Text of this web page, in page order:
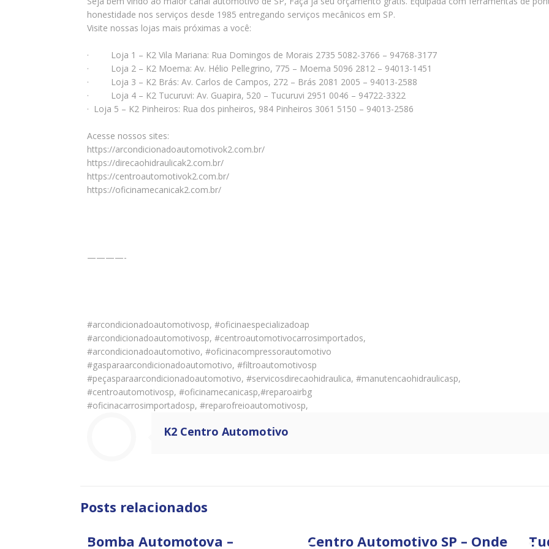
honestidade nos serviços desde 1985 entregando serviços mecânicos em SP.
Visite nossas lojas mais próximas a você:
· Loja 1 – K2 Vila Mariana: Rua Domingos de Morais 2735 5082-3766 – 94768-3177
· Loja 2 – K2 Moema: Av. Hélio Pellegrino, 775 – Moema 5096 2812 – 94013-1451
· Loja 3 – K2 Brás: Av. Carlos de Campos, 272 – Brás 2081 2005 – 94013-2588
· Loja 4 – K2 Tucuruvi: Av. Guapira, 520 – Tucuruvi 2951 0046 – 94722-3322
· Loja 5 – K2 Pinheiros: Rua dos pinheiros, 984 Pinheiros 3061 5150 – 94013-2586
Acesse nossos sites:
https://arcondicionadoautomotivok2.com.br/
https://direcaohidraulicak2.com.br/
https://centroautomotivok2.com.br/
https://oficinamecanicak2.com.br/
————-
#arcondicionadoautomotivosp, #oficinaespecializadoap
#arcondicionadoautomotivosp, #centroautomotivocarrosimportados,
#arcondicionadoautomotivo, #oficinacompressorautomotivo
#gasparaarcondicionadoautomotivo, #filtroautomotivosp
#peçasparaarcondicionadoautomotivo, #servicosdirecaohidraulica, #manutencaohidraulicasp,
#centroautomotivosp, #oficinamecanicasp,#reparoairbg
#oficinacarrosimportadosp, #reparofreioautomotivosp,
K2 Centro Automotivo
Posts relacionados
Bomba Automotova –
Centro Automotivo SP – Onde